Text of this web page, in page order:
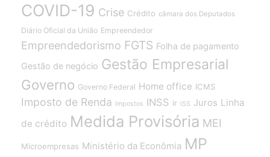
COVID-19 Crise Crédito câmara dos Deputados
Diário Oficial da União Empreendedor
Empreendedorismo FGTS Folha de pagamento
Gestão de negócio Gestão Empresarial
Governo Governo Federal Home office ICMS
Imposto de Renda Impostos INSS ir ISS Juros Linha
de crédito Medida Provisória MEI
Microempresas Ministério da Econômia MP